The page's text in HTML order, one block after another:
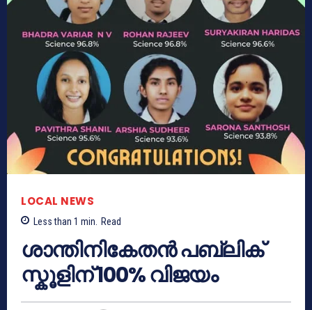
LOCAL NEWS
Less than 1 min. Read
ശാന്തിനികേതൻ പബ്ലിക്
സ്കൂളിന് 100% വിജയം